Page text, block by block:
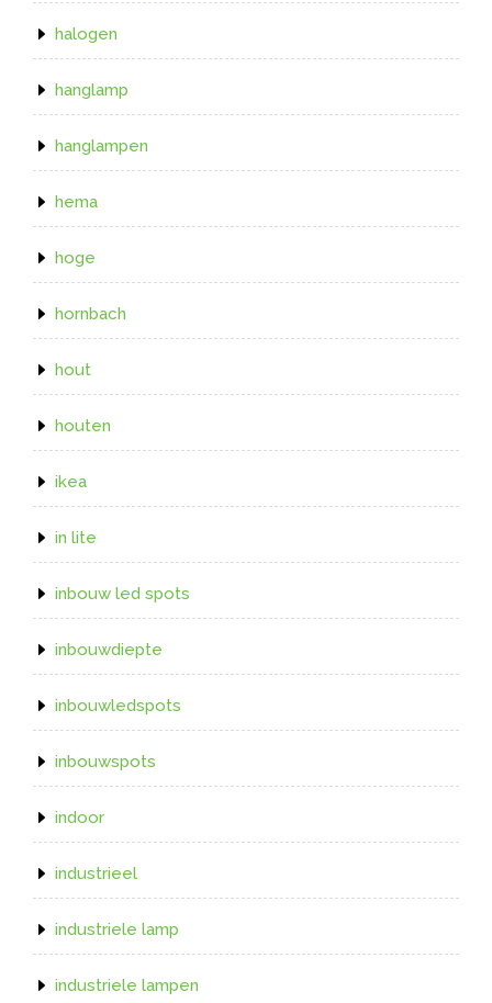
halogen
hanglamp
hanglampen
hema
hoge
hornbach
hout
houten
ikea
in lite
inbouw led spots
inbouwdiepte
inbouwledspots
inbouwspots
indoor
industrieel
industriele lamp
industriele lampen